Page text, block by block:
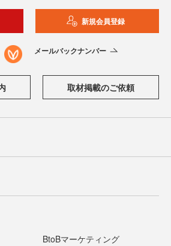
新規会員登録
メールバックナンバー
取材掲載のご依頼
BtoBマーケティング